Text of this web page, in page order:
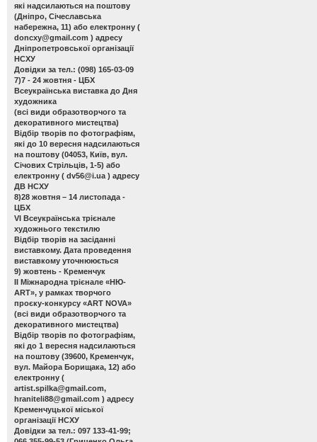
які надсилаються на поштову
(Дніпро, Січеславська
набережна, 11) або електронну (
doncxy@gmail.com ) адресу
Дніпропетровської організації
НСХУ
Довідки за тел.: (098) 165-03-09
7)7 - 24 жовтня - ЦБХ
Всеукраїнська виставка до Дня
художника
(всі види образотворчого та
декоративного мистецтва)
Відбір творів по фотографіям,
які до 10 вересня надсилаються
на поштову (04053, Київ, вул.
Січових Стрільців, 1-5) або
електронну ( dv56@i.ua ) адресу
ДВ НСХУ
8)28 жовтня – 14 листопада -
ЦБХ
VІ Всеукраїнська трієнале
художнього текстилю
Відбір творів на засіданні
виставкому. Дата проведення
виставкому уточнююється
9) жовтень - Кременчук
ІІ Міжнародна трієнале «НЮ-
АRТ», у рамках творчого
проєку-конкурсу «ART NOVA»
(всі види образотворчого та
декоративного мистецтва)
Відбір творів по фотографіям,
які до 1 вересня надсилаються
на поштову (39600, Кременчук,
вул. Майора Борищака, 12) або
електронну (
artist.spilka@gmail.com,
hraniteli88@gmail.com ) адресу
Кременчуцької міської
організації НСХУ
Довідки за тел.: 097 133-41-99;